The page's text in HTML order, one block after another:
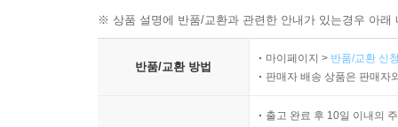
※ 상품 설명에 반품/교환과 관련한 안내가 있는경우 아
반품/교환 방법
마이페이지 > 반품/교환 신
판매자 배송 상품은 판매자
출고 완료 후 10일 이내의